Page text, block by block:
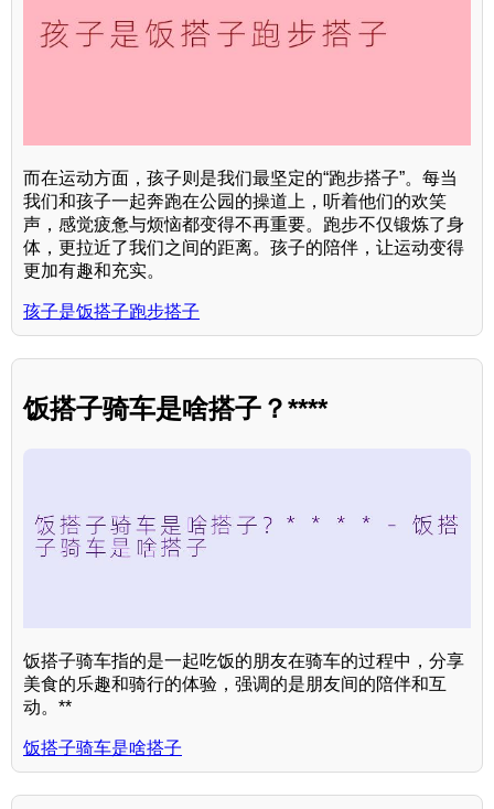
而在运动方面，孩子则是我们最坚定的“跑步搭子”。每当
我们和孩子一起奔跑在公园的操道上，听着他们的欢笑
声，感觉疲惫与烦恼都变得不再重要。跑步不仅锻炼了身
体，更拉近了我们之间的距离。孩子的陪伴，让运动变得
更加有趣和充实。
孩子是饭搭子跑步搭子
饭搭子骑车是啥搭子？****
饭搭子骑车指的是一起吃饭的朋友在骑车的过程中，分享
美食的乐趣和骑行的体验，强调的是朋友间的陪伴和互
动。**
饭搭子骑车是啥搭子